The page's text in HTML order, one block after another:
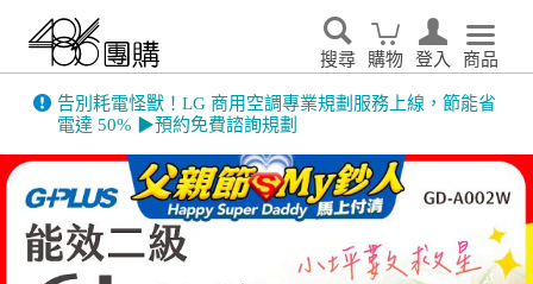
搜尋 購物 登入 商品
告別耗電怪獸！LG 商用空調專業規劃服務上線，節能省
電達 50% ▶預約免費諮詢規劃